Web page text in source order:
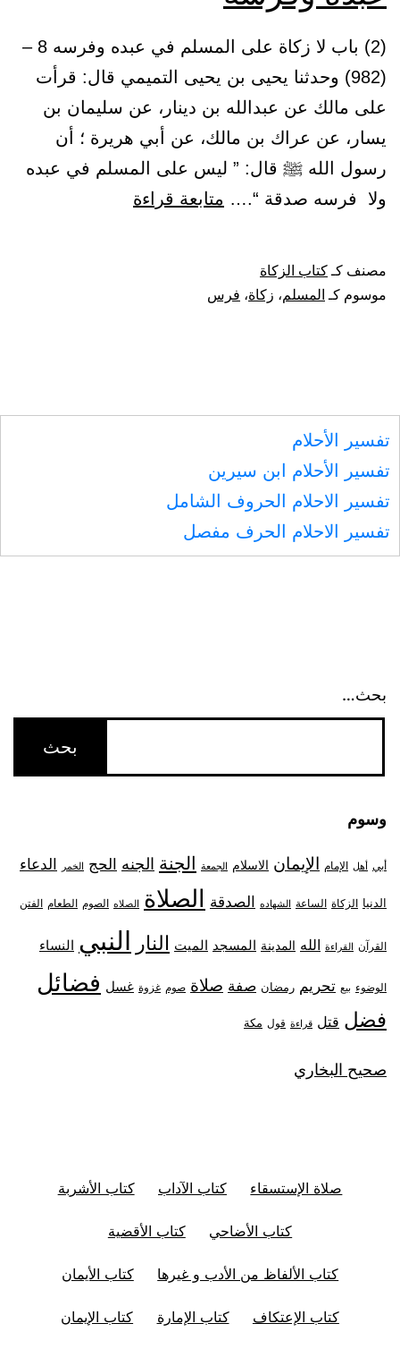
(2) باب لا زكاة على المسلم في عبده وفرسه 8 –
(982) وحدثنا يحيى بن يحيى التميمي قال: قرأت
على مالك عن عبدالله بن دينار، عن سليمان بن
يسار، عن عراك بن مالك، عن أبي هريرة ؛ أن
رسول الله ﷺ قال: ” ليس على المسلم في عبده
ولا فرسه صدقة “.… متابعة قراءة
وفرسه
مصنف كـكتاب الزكاة
موسوم كـ المسلم، زكاة، فرس
تفسير الأحلام
تفسير الأحلام ابن سيرين
تفسير الاحلام الحروف الشامل
تفسير الاحلام الحرف مفصل
بحث…
وسوم
أبي أهل الإمام الإيمان الاسلام الجمعة الجنة الجنه الحج الخمر الدعاء
الدنيا الزكاة الساعة الشهاده الصدقة الصلاة الصلاه الصوم الطعام الفتن
القرآن القراءة الله المدينة المسجد الميت النار النبي النساء
الوضوء بيع تحريم رمضان صفة صلاة صوم غزوة غسل فضائل
فضل قتل قراءة قول مكة
صحيح البخاري
صلاة الإستسقاء كتاب الآداب كتاب الأشربة
كتاب الأضاحي كتاب الأقضية
كتاب الألفاظ من الأدب و غيرها كتاب الأيمان
كتاب الإعتكاف كتاب الإمارة كتاب الإيمان